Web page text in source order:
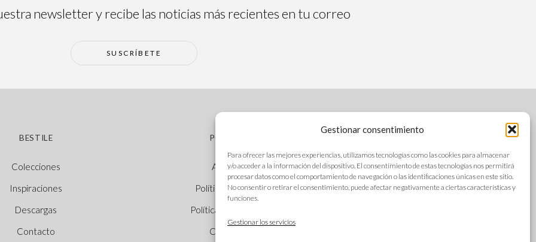
Gestionar consentimiento
Para ofrecer las mejores experiencias, utilizamos tecnologías como las cookies para almacenar
y/o acceder a la información del dispositivo. El consentimiento de estas tecnologías nos permitirá
procesar datos como el comportamiento de navegación o las identificaciones únicas en este sitio.
No consentir o retirar el consentimiento, puede afectar negativamente a ciertas características y
funciones.
Gestionar los servicios
newsletter y recibe las noticias más recientes en tu correo
SUSCRÍBETE
BESTILE
Colecciones
Inspiraciones
Descargas
Contacto
POLÍTICAS
Aviso legal
Política de cookies
Política de privacidad
Canal Ético